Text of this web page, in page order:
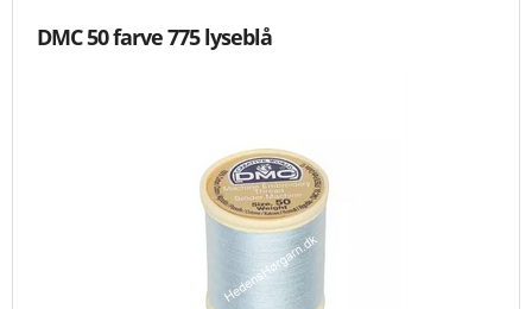
DMC 50 farve 775 lyseblå